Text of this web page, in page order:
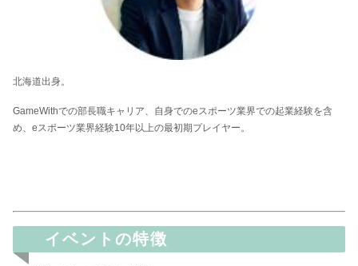
北海道出身。
GameWithでの部長職キャリア、自身でのeスポーツ業界での起業経験を含
め、eスポーツ業界経験10年以上の最初期プレイヤー。
イベントの特徴